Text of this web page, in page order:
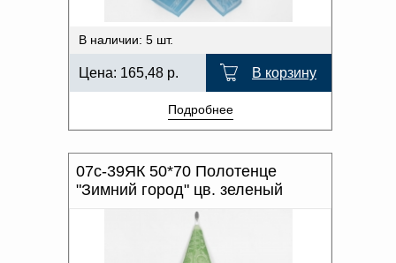
В наличии: 5 шт.
Цена: 165,48 р. В корзину
Подробнее
07с-39ЯК 50*70 Полотенце
"Зимний город" цв. зеленый